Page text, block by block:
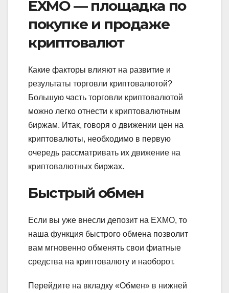
EXMO — площадка по
покупке и продаже
криптовалют
Какие факторы влияют на развитие и
результаты торговли криптовалютой?
Большую часть торговли криптовалютой
можно легко отнести к криптовалютным
биржам. Итак, говоря о движении цен на
криптовалюты, необходимо в первую
очередь рассматривать их движение на
криптовалютных биржах.
Быстрый обмен
Если вы уже внесли депозит на EXMO, то
наша функция быстрого обмена позволит
вам мгновенно обменять свои фиатные
средства на криптовалюту и наоборот.
Перейдите на вкладку «Обмен» в нижней